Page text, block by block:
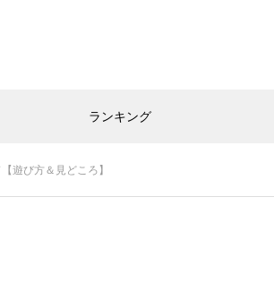
ランキング
遊び方＆見どころ】